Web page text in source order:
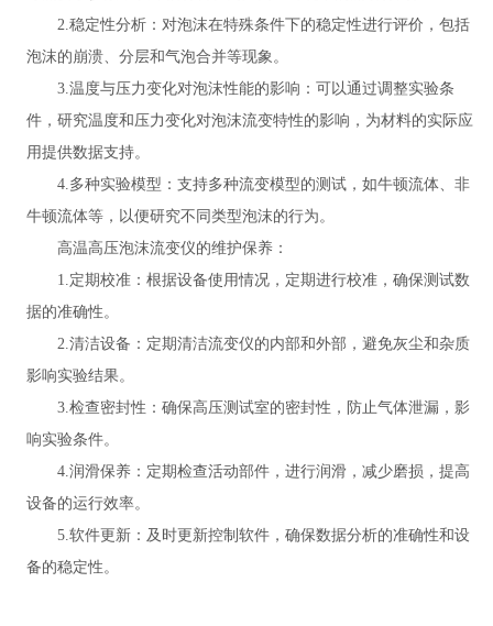
2.稳定性分析：对泡沫在特殊条件下的稳定性进行评价，包括
泡沫的崩溃、分层和气泡合并等现象。
3.温度与压力变化对泡沫性能的影响：可以通过调整实验条
件，研究温度和压力变化对泡沫流变特性的影响，为材料的实际应
用提供数据支持。
4.多种实验模型：支持多种流变模型的测试，如牛顿流体、非
牛顿流体等，以便研究不同类型泡沫的行为。
高温高压泡沫流变仪的维护保养：
1.定期校准：根据设备使用情况，定期进行校准，确保测试数
据的准确性。
2.清洁设备：定期清洁流变仪的内部和外部，避免灰尘和杂质
影响实验结果。
3.检查密封性：确保高压测试室的密封性，防止气体泄漏，影
响实验条件。
4.润滑保养：定期检查活动部件，进行润滑，减少磨损，提高
设备的运行效率。
5.软件更新：及时更新控制软件，确保数据分析的准确性和设
备的稳定性。